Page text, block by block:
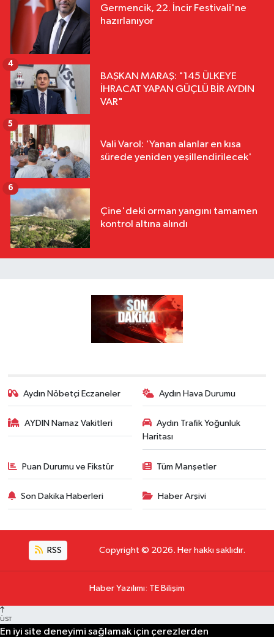
Germencik, 22. İncir Festivali'ne
hazırlanıyor
BAŞKAN MARAŞ: "145 ÜLKEYE
İHRACAT YAPAN GÜÇLÜ BİR AYDIN
VAR"
4
Vali Varol: 'Yanan alanlar en kısa
sürede yeniden yeşillendirilecek'
5
Çine'deki orman yangını tamamen
kontrol altına alındı
6
Aydın Nöbetçi Eczaneler Aydın Hava Durumu
AYDIN Namaz Vakitleri
Aydın Trafik Yoğunluk
Haritası
Puan Durumu ve Fikstür Tüm Manşetler
Son Dakika Haberleri Haber Arşivi
RSS Copyright © 2026. Her hakkı saklıdır.
Haber Yazılımı: TE Bilişim
ÜST
En iyi site deneyimi sağlamak için çerezlerden